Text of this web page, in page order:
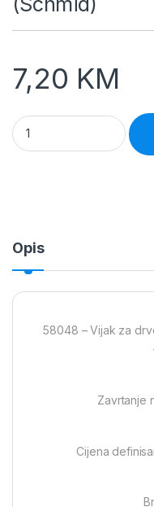
7,20 KM
Vijak za drvo 4.5X50
Opis
58048 – Vijak za
Zavrtanje
Cijena